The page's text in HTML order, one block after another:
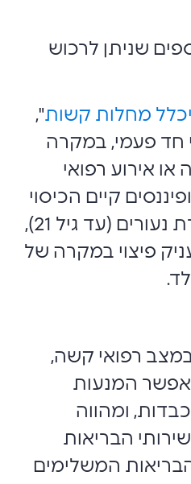
שניתן לרכוש
מחלות קשות",
חד פעמי, במקרה
אירוע רפואי
קיים הכיסוי
הרחב ביותר לסוכרת נעורים (עד גיל 21),
פיצוי במקרה של
רפואי קשה,
המנעות
ומהווה
הבריאות
הבריאות המשלימים